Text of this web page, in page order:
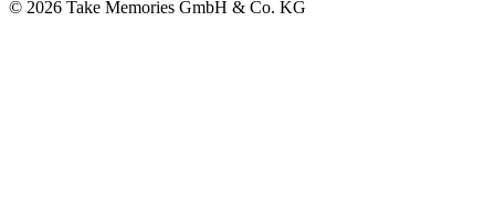
© 2026 Take Memories GmbH & Co. KG